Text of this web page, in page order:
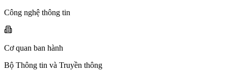
Công nghệ thông tin
Cơ quan ban hành
Bộ Thông tin và Truyền thông